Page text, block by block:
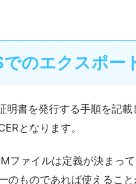
のエクスポー
書を発行する手順を記載
となります。
ファイルは定義が決まって
ものであれば使えること